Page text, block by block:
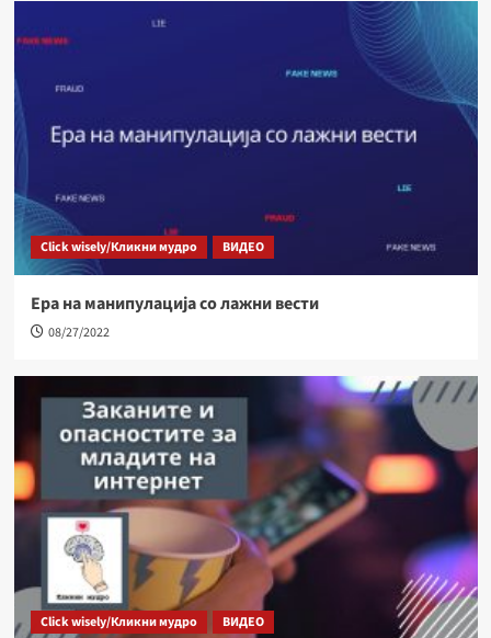
Click wisely/Кликни мудро ВИДЕО
Ера на манипулација со лажни вести
08/27/2022
Click wisely/Кликни мудро ВИДЕО